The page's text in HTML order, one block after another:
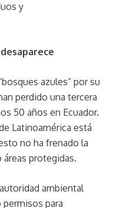
y
azules” por su
perdido una tercera
50 años en Ecuador.
Latinoamérica está
no ha frenado la
protegidas.
ambiental
para